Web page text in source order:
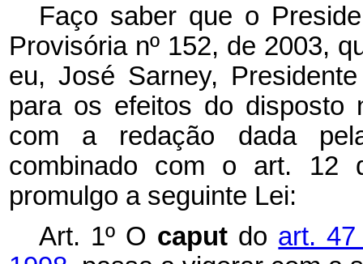
Faço saber que o
Provisória nº 152, de 2003,
eu, José Sarney,
para os efeitos do disposto
com a redação dada
combinado com o art. 12
promulgo a seguinte Lei:
Art. 1º O caput do art.